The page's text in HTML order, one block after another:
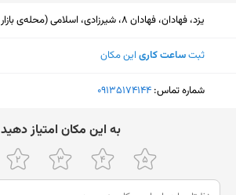
یزد، فهادان، فهادان 8، شیرزادی، اسلامی (محله‌ی بازار نو)
ثبتساعت کاری این مکان
شماره تماس: ‎09135174144
ﺑﻪ اﯾﻦ ﻣﮑﺎن اﻣﺘﯿﺎز دﻫﯿﺪ